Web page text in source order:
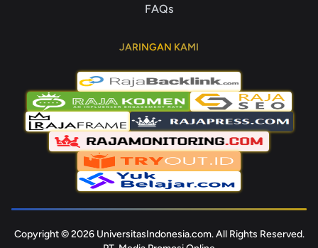
FAQs
JARINGAN KAMI
Copyright © 2026 UniversitasIndonesia.com. All Rights Reserved.